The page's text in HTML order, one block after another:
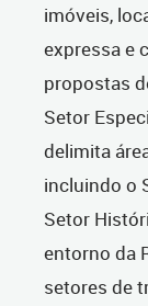
imóveis,
expressa e
propostas
Setor
delimita
incluindo o
Setor
entorno da
setores de